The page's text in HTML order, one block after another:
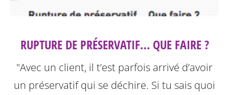
RUPTURE DE PRÉSERVATIF… QUE FAIRE ?
"Avec un client, il t’est parfois arrivé d’avoir
un préservatif qui se déchire. Si tu sais quoi